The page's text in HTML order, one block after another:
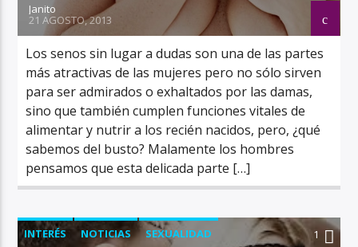
Janito
21 AGOSTO, 2013
Los senos sin lugar a dudas son una de las partes
más atractivas de las mujeres pero no sólo sirven
para ser admirados o exhaltados por las damas,
sino que también cumplen funciones vitales de
alimentar y nutrir a los recién nacidos, pero, ¿qué
sabemos del busto? Malamente los hombres
pensamos que esta delicada parte […]
INTERÉS NOTICIAS SEXUALIDAD 1